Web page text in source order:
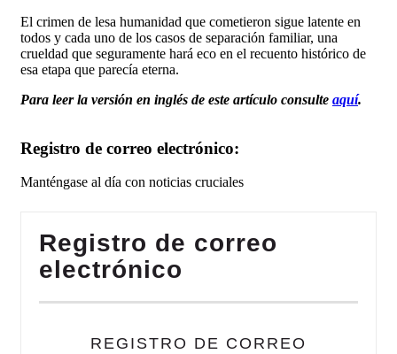
El crimen de lesa humanidad que cometieron sigue latente en
todos y cada uno de los casos de separación familiar, una
crueldad que seguramente hará eco en el recuento histórico de
esa etapa que parecía eterna.
Para leer la versión en inglés de este artículo consulte aquí.
Registro de correo electrónico:
Manténgase al día con noticias cruciales
Registro de correo
electrónico
REGISTRO DE CORREO